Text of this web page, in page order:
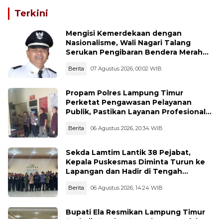
Terkini
Mengisi Kemerdekaan dengan
Nasionalisme, Wali Nagari Talang
Serukan Pengibaran Bendera Merah
Berita 07 Agustus 2026, 00:02 WIB
Propam Polres Lampung Timur
Perketat Pengawasan Pelayanan
Publik, Pastikan Layanan Profesional
Berita 06 Agustus 2026, 20:34 WIB
Sekda Lamtim Lantik 38 Pejabat,
Kepala Puskesmas Diminta Turun ke
Lapangan dan Hadir di Tengah
Berita 06 Agustus 2026, 14:24 WIB
Bupati Ela Resmikan Lampung Timur